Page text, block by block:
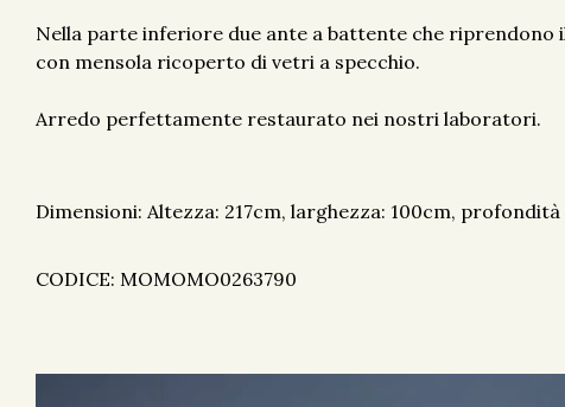
Nella parte inferiore due ante a battente che riprendono
con mensola ricoperto di vetri a specchio.
Arredo perfettamente restaurato nei nostri laboratori.
Dimensioni: Altezza: 217cm, larghezza: 100cm, profondità
CODICE: MOMOMO0263790